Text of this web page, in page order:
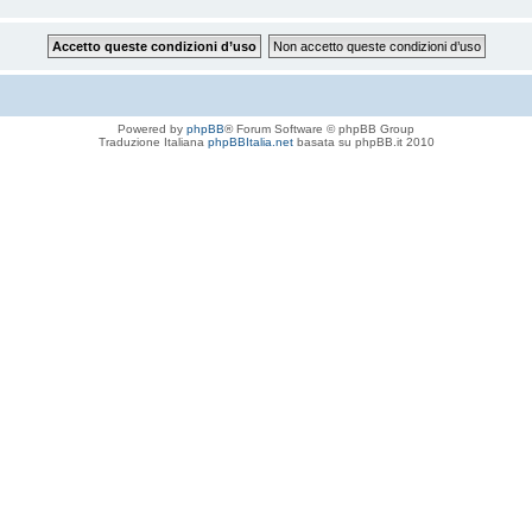
Powered by phpBB® Forum Software © phpBB Group
Traduzione Italiana phpBBItalia.netbasata su phpBB.it 2010